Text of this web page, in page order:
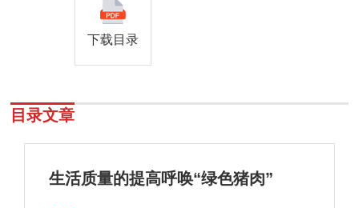
下载目录
目录文章
生活质量的提高呼唤“绿色猪肉”